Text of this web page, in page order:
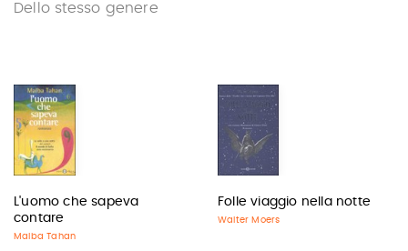
Dello stesso genere
L'uomo che sapeva
contare
Malba Tahan
Folle viaggio nella notte
Walter Moers